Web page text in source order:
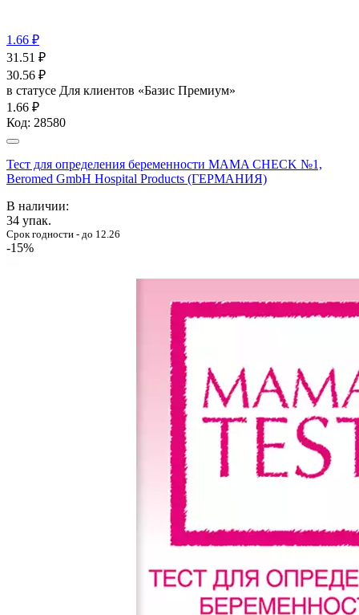
1.66 ₽
31.51 ₽
30.56 ₽
в статусе Для клиентов «Базис Премиум»
1.66 ₽
Код: 28580
Тест для определения беременности MAMA CHECK №1,
Beromed GmbH Hospital Products (ГЕРМАНИЯ)
В наличии:
34 упак.
Срок годности - до 12.26
-15%